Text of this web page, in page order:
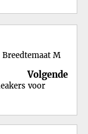
M
Volgende
voor